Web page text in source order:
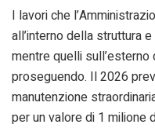
I lavori che
all’interno della struttura
mentre quelli
proseguendo. Il 2026
manutenzione
per un valore di 1 milione